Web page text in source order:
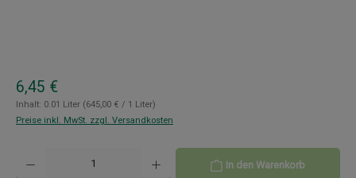
Regulärer Preis:
6,45 €
Inhalt: 0.01 Liter (645,00 € / 1 Liter)
Preise inkl. MwSt. zzgl. Versandkosten
Produkt Anzahl: Gib den gewünschten Wert ein oder benutze die Schaltflächen
In den Warenkorb